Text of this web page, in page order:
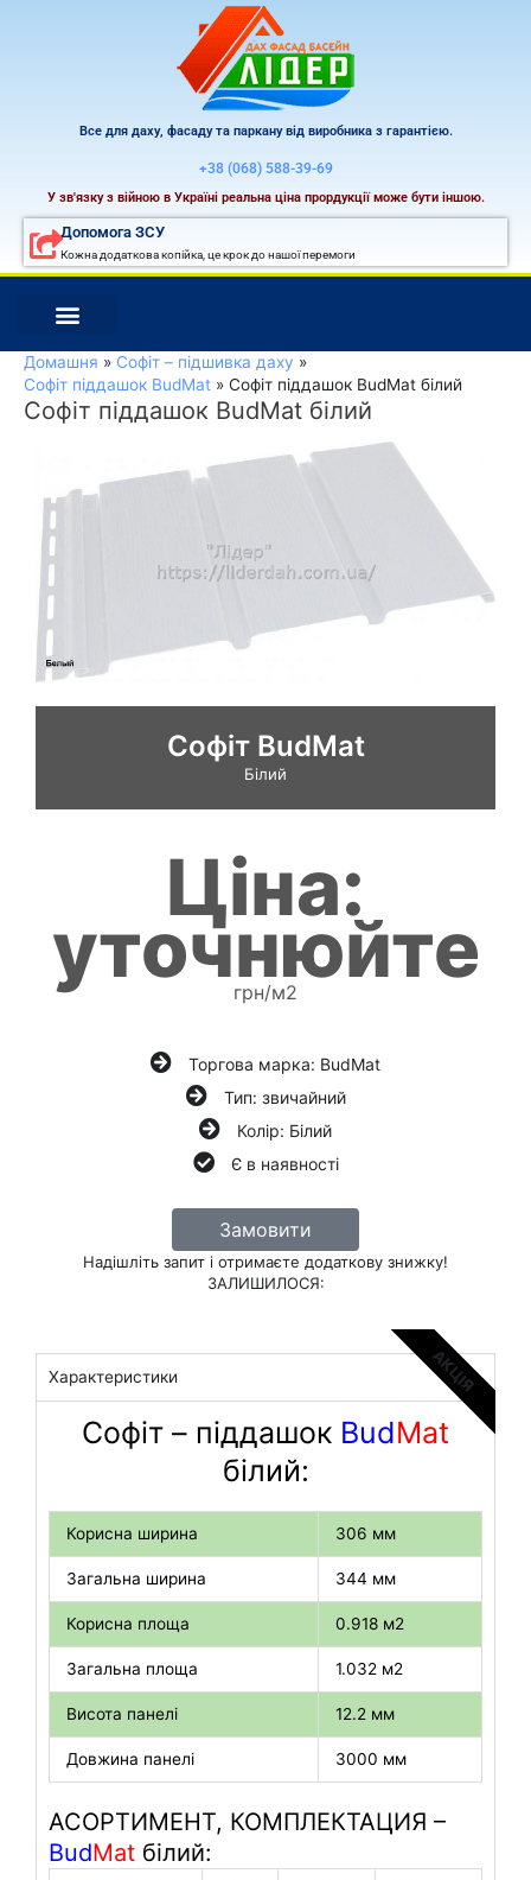
Все для даху, фасаду та паркану від виробника з гарантією.
+38 (068) 588-39-69
У зв'язку з війною в Україні реальна ціна прордукції може бути іншою.
Допомога ЗСУ
Кожна додаткова копійка, це крок до нашої перемоги
Домашня
Софіт – підшивка даху
Софіт піддашок BudMat
Софіт піддашок BudMat білий
Софіт піддашок BudMat білий
Софіт BudMat
Білий
Ціна:
уточнюйте
грн/м2
Торгова марка: BudMat
Тип: звичайний
Колір: Білий
Є в наявності
Замовити
Надішліть запит і отримаєте додаткову знижку!
ЗАЛИШИЛОСЯ:
АКЦІЯ
Характеристики
Софіт – піддашок BudMat
білий:
Корисна ширина 306 мм
Загальна ширина 344 мм
Корисна площа 0.918 м2
Загальна площа 1.032 м2
Висота панелі 12.2 мм
Довжина панелі 3000 мм
АСОРТИМЕНТ, КОМПЛЕКТАЦИЯ –
BudMat білий: